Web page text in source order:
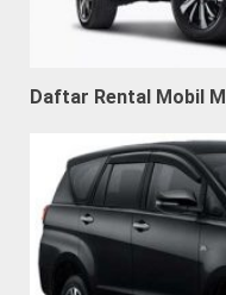
Daftar Rental Mobil